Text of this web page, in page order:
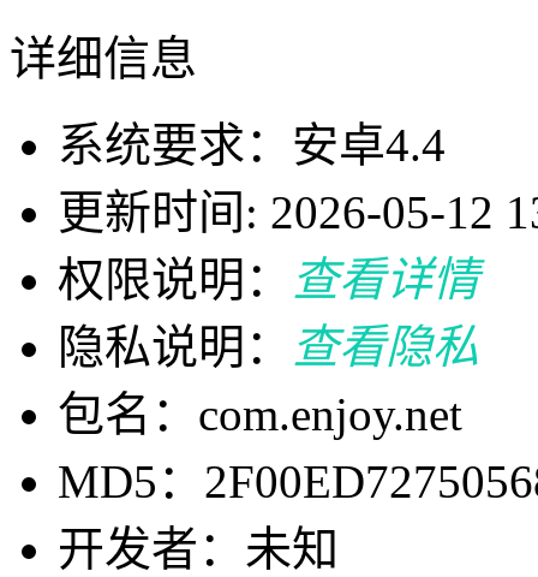
详细信息
系统要求：安卓4.4
更新时间: 2026-05-12
权限说明：
查看详情
隐私说明：
查看隐私
包名：com.enjoy.net
MD5：
开发者：未知